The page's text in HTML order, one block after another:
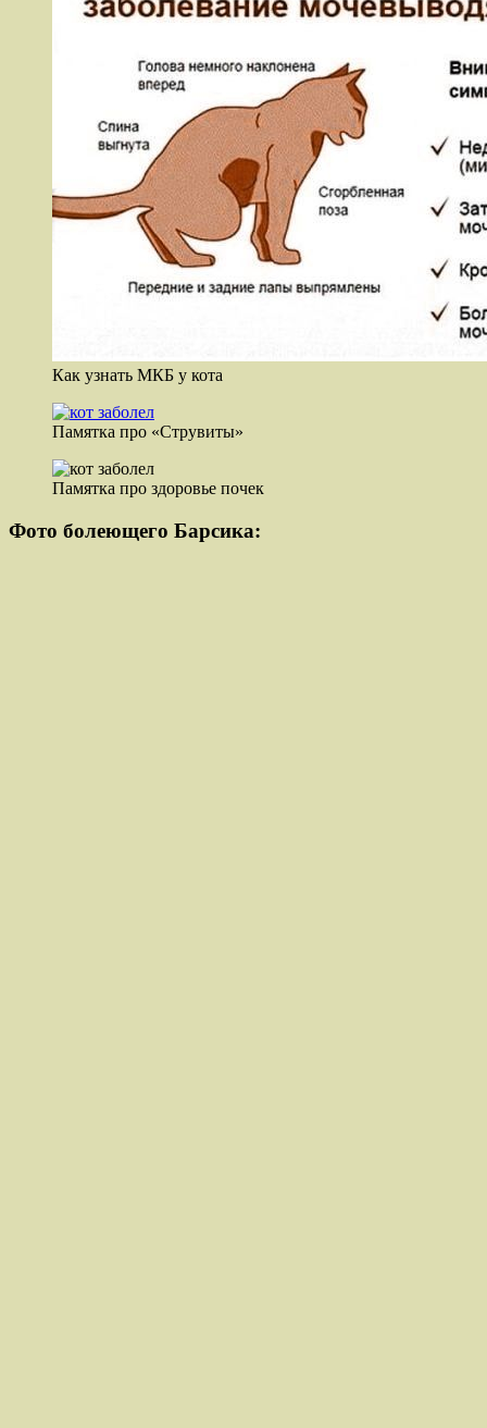
Как узнать МКБ у кота
Памятка про «Струвиты»
Памятка про здоровье почек
Фото болеющего Барсика: